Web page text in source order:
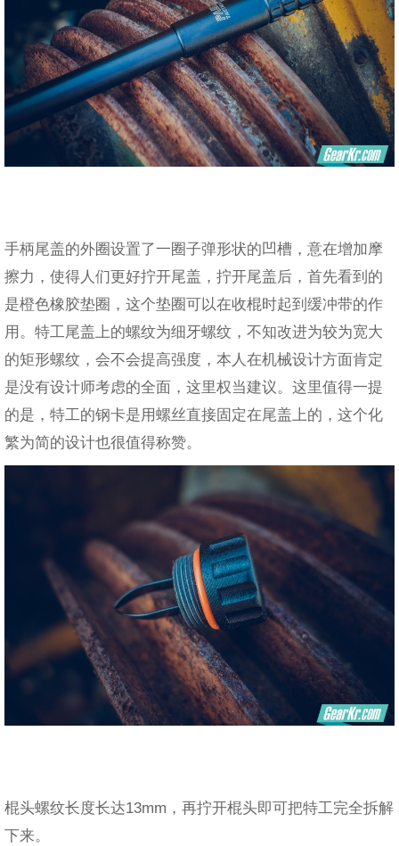
手柄尾盖的外圈设置了一圈子弹形状的凹槽，意在增加摩
擦力，使得人们更好拧开尾盖，拧开尾盖后，首先看到的
是橙色橡胶垫圈，这个垫圈可以在收棍时起到缓冲带的作
用。特工尾盖上的螺纹为细牙螺纹，不知改进为较为宽大
的矩形螺纹，会不会提高强度，本人在机械设计方面肯定
是没有设计师考虑的全面，这里权当建议。这里值得一提
的是，特工的钢卡是用螺丝直接固定在尾盖上的，这个化
繁为简的设计也很值得称赞。
棍头螺纹长度长达13mm，再拧开棍头即可把特工完全拆解
下来。